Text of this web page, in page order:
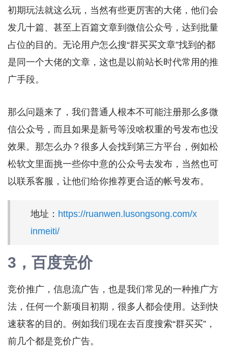
初期玩法就这么玩，当然有些更厉害的大佬，他们会
发几十篇、甚至上百篇文章到微信公众号，达到批量
占位的目的。无论用户怎么搜“群买买文章”找到的都
是同一个大佬的文章，这也是以前站长时代常用的推
广手段。
那么问题来了，我们普通人根本不可能注册那么多微
信公众号，而且如果是新号等没啥权重的号发布也没
效果。那怎么办？很多人会找到第三方平台，例如松
松软文里面挑一些你中意的公众号去发布，当然也可
以联系客服，让他们给你推荐更合适的帐号发布。
地址： https://ruanwen.lusongsong.com/x
inmeiti/
3，百度竞价
竞价推广，信息流广告，也是我们常见的一种推广方
法，任何一个新项目初期，很多人都会使用。达到快
速获客的目的。例如我们现在去百度搜索“群买买”，
前几个都是竞价广告。